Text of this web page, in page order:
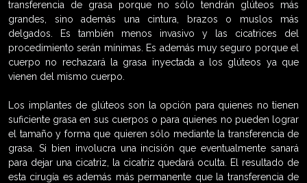
transferencia de grasa porque no sólo tendrán glúteos más
grandes, sino además una cintura, brazos o muslos más
delgados. Es también menos invasivo y las cicatrices del
procedimiento serán mínimas. Es además muy seguro porque el
cuerpo no rechazará la grasa inyectada a los glúteos ya que
vienen del mismo cuerpo.
Los implantes de glúteos son la opción para quienes no tienen
suficiente grasa en sus cuerpos o para quienes no pueden lograr
el tamaño y forma que quieren sólo mediante la transferencia de
grasa. Si bien involucra una incisión que eventualmente sanará
para dejar una cicatriz, la cicatriz quedará oculta. El resultado de
esta cirugía es además más permanente que la transferencia de